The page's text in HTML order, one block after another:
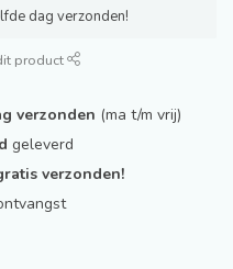
dag verzonden!
product
verzonden (ma t/m vrij)
geleverd
verzonden!